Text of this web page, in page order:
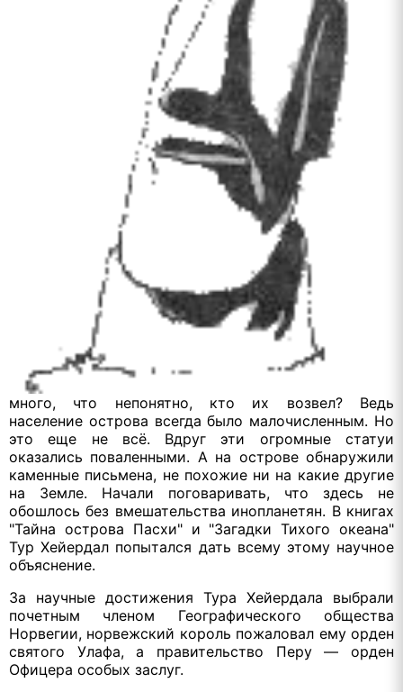
много, что непонятно, кто их возвел? Ведь
население острова всегда было малочисленным. Но
это еще не всё. Вдруг эти огромные статуи
оказались поваленными. А на острове обнаружили
каменные письмена, не похожие ни на какие другие
на Земле. Начали поговаривать, что здесь не
обошлось без вмешательства инопланетян. В книгах
"Тайна острова Пасхи" и "Загадки Тихого океана"
Тур Хейердал попытался дать всему этому научное
объяснение.
За научные достижения Тура Хейердала выбрали
почетным членом Географического общества
Норвегии, норвежский король пожаловал ему орден
святого Улафа, а правительство Перу — орден
Офицера особых заслуг.